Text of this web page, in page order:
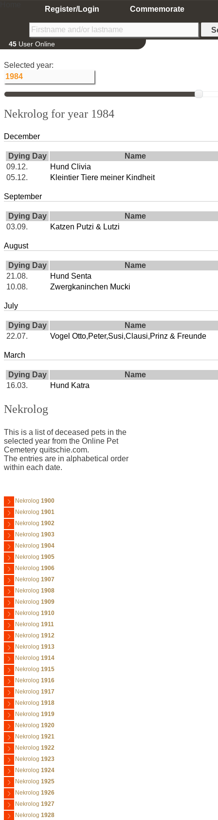
Register/Login Commemorate
45 User Online
Selected year:
Nekrolog for year 1984
December
Dying Day
Name
09.12.
Hund Clivia
05.12.
Kleintier Tiere meiner Kindheit
September
Dying Day
Name
03.09.
Katzen Putzi & Lutzi
August
Dying Day
Name
21.08.
Hund Senta
10.08.
Zwergkaninchen Mucki
July
Dying Day
Name
22.07.
Vogel Otto,Peter,Susi,Clausi,Prinz & Freunde
March
Dying Day
Name
16.03.
Hund Katra
Nekrolog
This is a list of deceased pets in the
selected year from the Online Pet
Cemetery quitschie.com.
The entries are in alphabetical order
within each date.
Nekrolog 1900
Nekrolog 1901
Nekrolog 1902
Nekrolog 1903
Nekrolog 1904
Nekrolog 1905
Nekrolog 1906
Nekrolog 1907
Nekrolog 1908
Nekrolog 1909
Nekrolog 1910
Nekrolog 1911
Nekrolog 1912
Nekrolog 1913
Nekrolog 1914
Nekrolog 1915
Nekrolog 1916
Nekrolog 1917
Nekrolog 1918
Nekrolog 1919
Nekrolog 1920
Nekrolog 1921
Nekrolog 1922
Nekrolog 1923
Nekrolog 1924
Nekrolog 1925
Nekrolog 1926
Nekrolog 1927
Nekrolog 1928